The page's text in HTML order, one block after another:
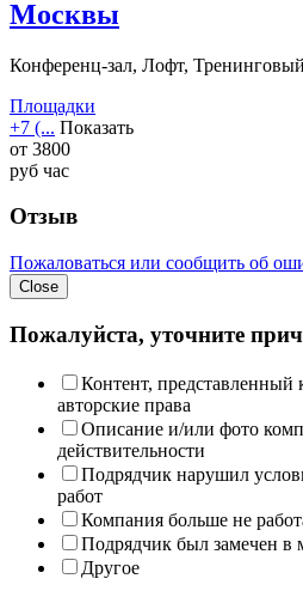
Москвы
Конференц-зал, Лофт,
Площадки
+7 (... Показать
от 3800
руб час
Отзыв
Пожаловаться или сообщить об
Close
Пожалуйста, уточните
Контент, представленный
авторские права
Описание и/или фото
действительности
Подрядчик нарушил
работ
Компания больше не
Подрядчик был замечен в
Другое